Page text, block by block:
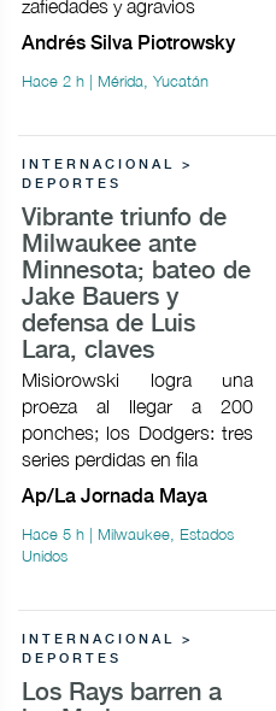
zafiedades y agravios
Andrés Silva Piotrowsky
Hace 2 h | Mérida, Yucatán
INTERNACIONAL >
DEPORTES
Vibrante triunfo de
Milwaukee ante
Minnesota; bateo de
Jake Bauers y
defensa de Luis
Lara, claves
Misiorowski logra una
proeza al llegar a 200
ponches; los Dodgers: tres
series perdidas en fila
Ap/La Jornada Maya
Hace 5 h | Milwaukee, Estados
Unidos
INTERNACIONAL >
DEPORTES
Los Rays barren a